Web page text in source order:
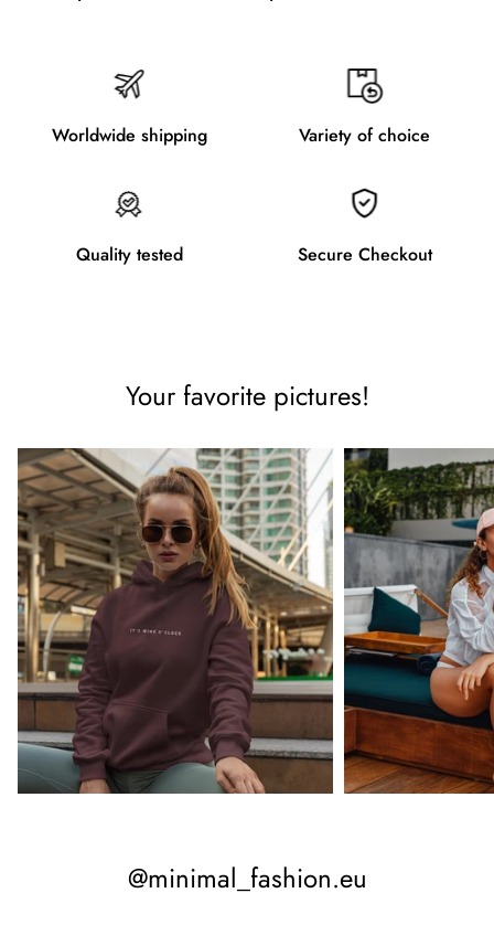
Worldwide shipping Variety of choice
Quality tested Secure Checkout
Your favorite pictures!
@minimal_fashion.eu